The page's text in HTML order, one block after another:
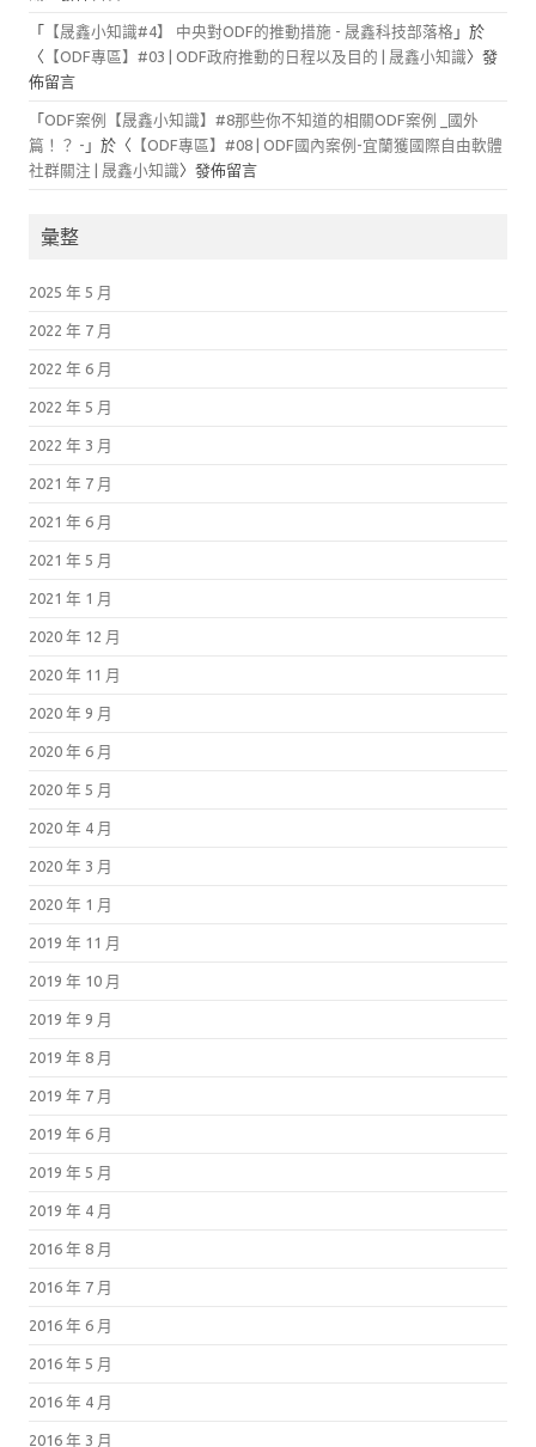
「 【晟鑫小知識#4】 中央對ODF的推動措施 - 晟鑫科技部落格 」於
〈 【ODF專區】#03 | ODF政府推動的日程以及目的 | 晟鑫小知識〉發
佈留言
「 ODF案例【晟鑫小知識】#8那些你不知道的相關ODF案例 _國外
篇！？ - 」於〈 【ODF專區】#08 | ODF國內案例-宜蘭獲國際自由軟體
社群關注 | 晟鑫小知識〉發佈留言
彙整
2025 年 5 月
2022 年 7 月
2022 年 6 月
2022 年 5 月
2022 年 3 月
2021 年 7 月
2021 年 6 月
2021 年 5 月
2021 年 1 月
2020 年 12 月
2020 年 11 月
2020 年 9 月
2020 年 6 月
2020 年 5 月
2020 年 4 月
2020 年 3 月
2020 年 1 月
2019 年 11 月
2019 年 10 月
2019 年 9 月
2019 年 8 月
2019 年 7 月
2019 年 6 月
2019 年 5 月
2019 年 4 月
2016 年 8 月
2016 年 7 月
2016 年 6 月
2016 年 5 月
2016 年 4 月
2016 年 3 月